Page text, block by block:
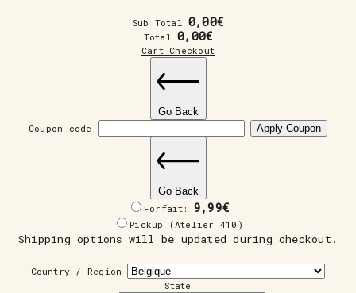
Sub Total0,00€
Total 0,00€
Cart Checkout
Go Back
Coupon code
Apply Coupon
Go Back
Forfait: 9,99€
Pickup (Atelier 410)
Shipping options will be updated during checkout.
Country / Region
State